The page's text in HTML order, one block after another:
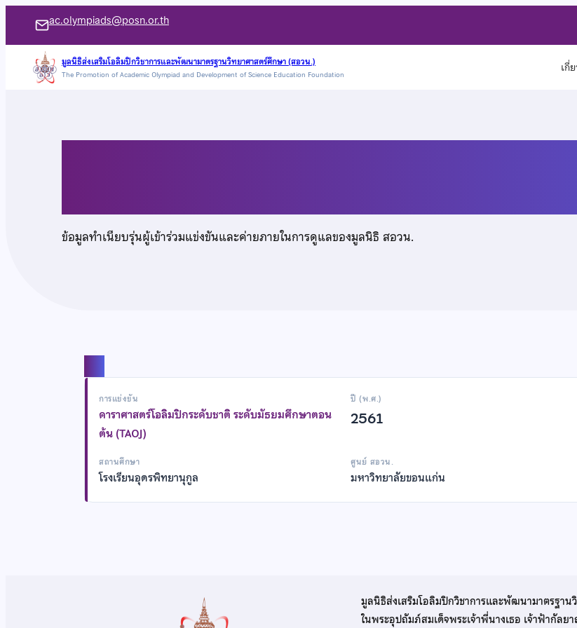
เนื้อหา
ac.olympiads@posn.or.th
มูลนิธิส่งเสริมโอลิมปิกวิชาการและพัฒนามาตรฐานวิทยาศาสตร์ศึกษา (สอวน.)
The Promotion of Academic Olympiad and Development of Science Education Foundation เกี่
ข้อมูลทำเนียบรุ่นผู้เข้าร่วมแข่งขันและค่ายภายในการดูแลของมูลนิธิ สอวน.
การแข่งขัน
ดาราศาสตร์โอลิมปิกระดับชาติ ระดับมัธยมศึกษาตอน
ต้น (TAOJ)
ปี (พ.ศ.)
2561
สถานศึกษา
โรงเรียนอุดรพิทยานุกูล
ศูนย์ สอวน.
มหาวิทยาลัยขอนแก่น
มูลนิธิส่งเสริมโอลิมปิกวิชาการและพัฒนามาตรฐาน
ในพระอุปถัมภ์สมเด็จพระเจ้าพี่นางเธอ เจ้าฟ้ากัล